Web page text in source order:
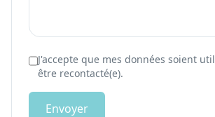
J'accepte que mes données soient
être recontacté(e).
Envoyer